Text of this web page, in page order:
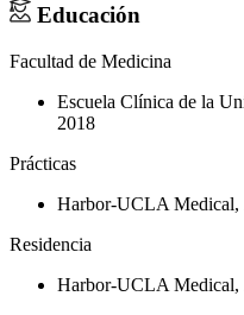
Educación
Facultad de Medicina
Escuela Clínica de la
2018
Prácticas
Harbor-UCLA Medical,
Residencia
Harbor-UCLA Medical,